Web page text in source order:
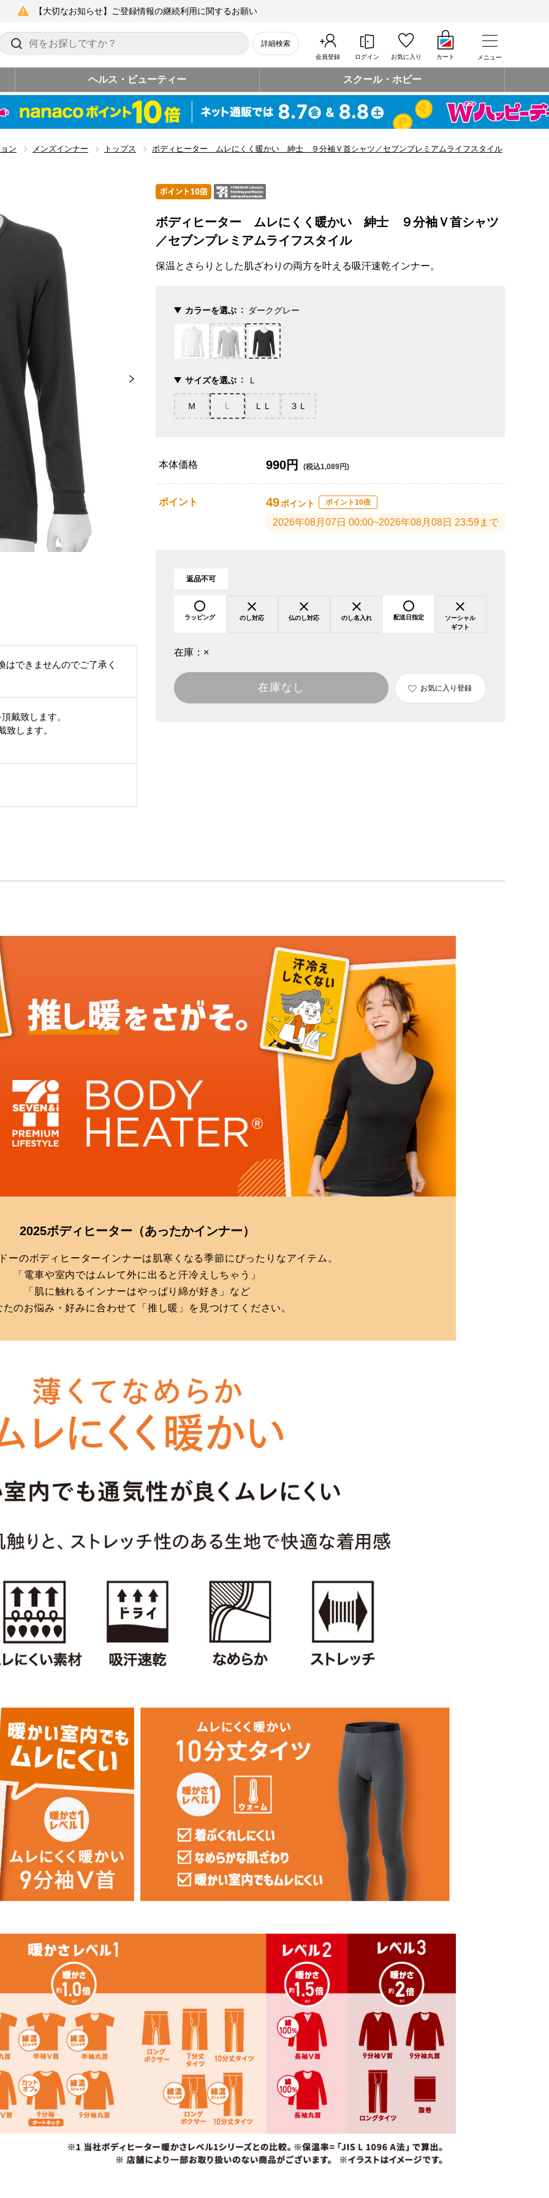
【大切なお知らせ】ご登録情報の継続利用に関するお願い
詳細検索
会員登録 ログイン お気に入り カート メニュー
ヘルス・ビューティー スクール・ホビー
ン メンズインナー トップス ボディヒーター ムレにくく暖かい 紳士 ９分袖Ｖ首シャツ／セブンプレミアムライフスタイル
はできませんのでご了承く
戴致します。
致します。
ボディヒーター ムレにくく暖かい 紳士 ９分袖Ｖ首シャツ
／セブンプレミアムライフスタイル
保温とさらりとした肌ざわりの両方を叶える吸汗速乾インナー。
カラーを選ぶ ダークグレー
サイズを選ぶ Ｌ
Ｍ Ｌ ＬＬ ３Ｌ
本体価格 990円 (税込1,089円)
ポイント 49ポイント ポイント10倍
2026年08月07日 00:00~2026年08月08日 23:59まで
返品不可
ラッピング のし対応 仏のし対応 のし名入れ 配送日指定
ソーシャル
ギフト
在庫： ×
在庫なし お気に入り登録
2025ボディヒーター （あったかインナー）
ーのボディヒーターインナーは肌寒くなる季節にぴったりなアイテム。
「電車や室内ではムレて外に出ると汗冷えしちゃう」
「肌に触れるインナーはやっぱり綿が好き」など
たのお悩み・好みに合わせて「推し暖」を見つけてください。